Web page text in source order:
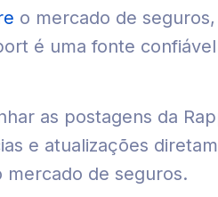
o mercado de
é uma fonte
as postagens da
e atualizações
mercado de seguros.